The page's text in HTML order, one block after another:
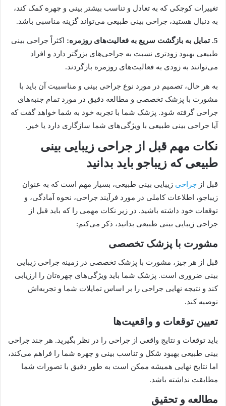
تغییرات کوچکی که به تعادل و تناسب بیشتر بینی و چهره کمک کند،
به دنبال هستید، جراحی بینی طبیعی می‌تواند گزینه مناسبی باشد.
5. تمایل به بازگشت سریع به فعالیت‌های روزمره:
اکثراً جراحی بینی
طبیعی بهبود زودتری نسبت به جراحی‌های بزرگتر دارد و افراد
می‌توانند به زودی به فعالیت‌های روزمره بازگردند.
به هر حال، تصمیم در مورد نوع جراحی بینی و مناسبیت آن باید با
مشورت با پزشک تخصصی و مطالعه دقیق در مورد تمام جنبه‌های
جراحی گرفته شود. پزشک شما با تجربه خود به شما خواهد گفت که
آیا جراحی بینی طبیعی با ویژگی‌های شما سازگاری دارد یا خیر.
نکات مهم قبل از جراحی زیبایی بینی
طبیعی که زیباجو باید بدانید
قبل از جراحی زیبایی بینی طبیعی، بسیار مهم است که به عنوان
زیباجو، اطلاعات کاملی در مورد فرآیند جراحی، نحوه آمادگی، و
توقعات خود داشته باشید. در زیر نکات مهمی را که باید قبل از
جراحی زیبایی بینی طبیعی بدانید، ذکر می‌کنم:
مشورت با پزشک تخصصی
قبل از هر چیز، مشورت با پزشک تخصصی در زمینه جراحی زیبایی
بینی ضروری است. پزشک شما باید ویژگی‌های چهره‌تان را ارزیابی
کند و نتیجه نهایی جراحی را بر اساس تمایلات شما و تجربه‌اش
توصیه کند.
تعیین توقعات و واقعیت‌ها
باید توقعات و نتایج واقعی از جراحی را در نظر بگیرید. هر چند جراحی
بینی طبیعی بهبود شکل و تناسب بینی و چهره شما را فراهم می‌کند،
اما نتایج نهایی همیشه ممکن است به طور دقیق با تصورات شما
مطابقت نداشته باشد.
مطالعه و تحقیق